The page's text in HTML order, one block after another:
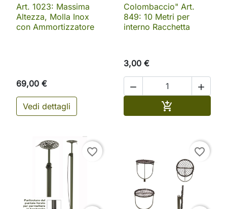
Art. 1023: Massima
Altezza, Molla Inox
con Ammortizzatore
69,00 €
Vedi dettagli
Colombaccio" Art.
849: 10 Metri per
interno Racchetta
3,00 €
 

favorite_border favorite_border